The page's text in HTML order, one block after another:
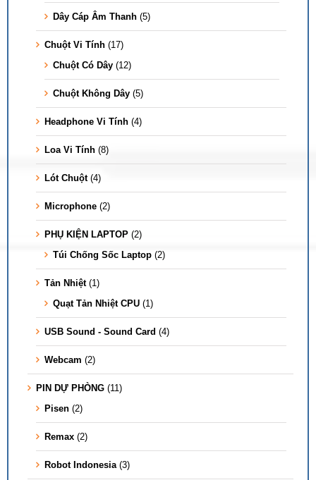
Dây Cáp Âm Thanh (5)
Chuột Vi Tính (17)
Chuột Có Dây (12)
Chuột Không Dây (5)
Headphone Vi Tính (4)
Loa Vi Tính (8)
Lót Chuột (4)
Microphone (2)
PHỤ KIỆN LAPTOP (2)
Túi Chống Sốc Laptop (2)
Tản Nhiệt (1)
Quạt Tản Nhiệt CPU (1)
USB Sound - Sound Card (4)
Webcam (2)
PIN DỰ PHÒNG (11)
Pisen (2)
Remax (2)
Robot Indonesia (3)